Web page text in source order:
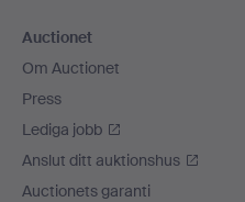
Auctionet
Om Auctionet
Press
Lediga jobb
Anslut ditt auktionshus
Auctionets garanti